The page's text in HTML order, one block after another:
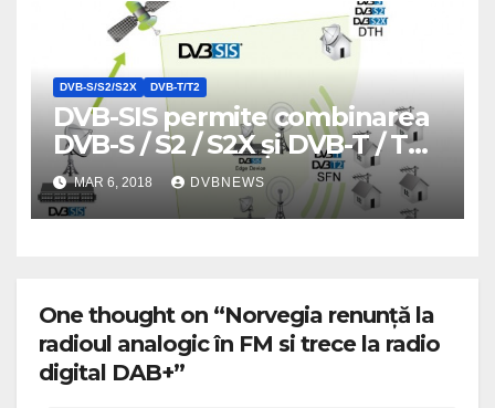
DVB-S/S2/S2X DVB-T/T2
DVB-SIS permite combinarea
DVB-S / S2 / S2X și DVB-T / T2
într-un singur fascicul de
satelit, pe același
transponder
MAR 6, 2018 DVBNEWS
One thought on “Norvegia renunță la
radioul analogic în FM si trece la radio
digital DAB+”